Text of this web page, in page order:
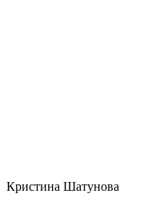
Кристина Шатунова